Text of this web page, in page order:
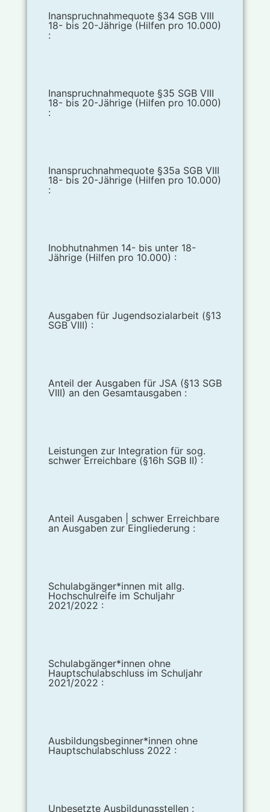
Inanspruchnahmequote §34 SGB VIII
18- bis 20-Jährige (Hilfen pro 10.000)
:
Inanspruchnahmequote §35 SGB VIII
18- bis 20-Jährige (Hilfen pro 10.000)
:
Inanspruchnahmequote §35a SGB VIII
18- bis 20-Jährige (Hilfen pro 10.000)
:
Inobhutnahmen 14- bis unter 18-
Jährige (Hilfen pro 10.000) :
Ausgaben für Jugendsozialarbeit (§13
SGB VIII) :
Anteil der Ausgaben für JSA (§13 SGB
VIII) an den Gesamtausgaben :
Leistungen zur Integration für sog.
schwer Erreichbare (§16h SGB II) :
Anteil Ausgaben | schwer Erreichbare
an Ausgaben zur Eingliederung :
Schulabgänger*innen mit allg.
Hochschulreife im Schuljahr
2021/2022 :
Schulabgänger*innen ohne
Hauptschulabschluss im Schuljahr
2021/2022 :
Ausbildungsbeginner*innen ohne
Hauptschulabschluss 2022 :
Unbesetzte Ausbildungsstellen :